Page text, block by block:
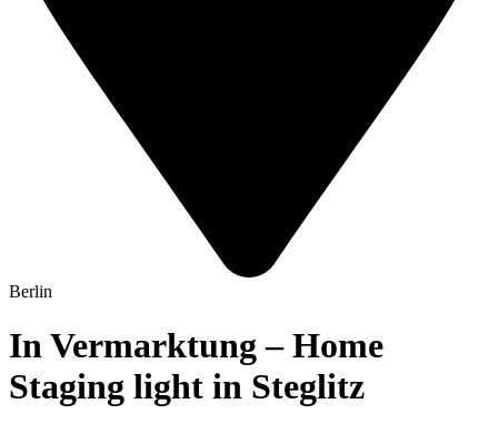
Berlin
In Vermarktung – Home
Staging light in Steglitz